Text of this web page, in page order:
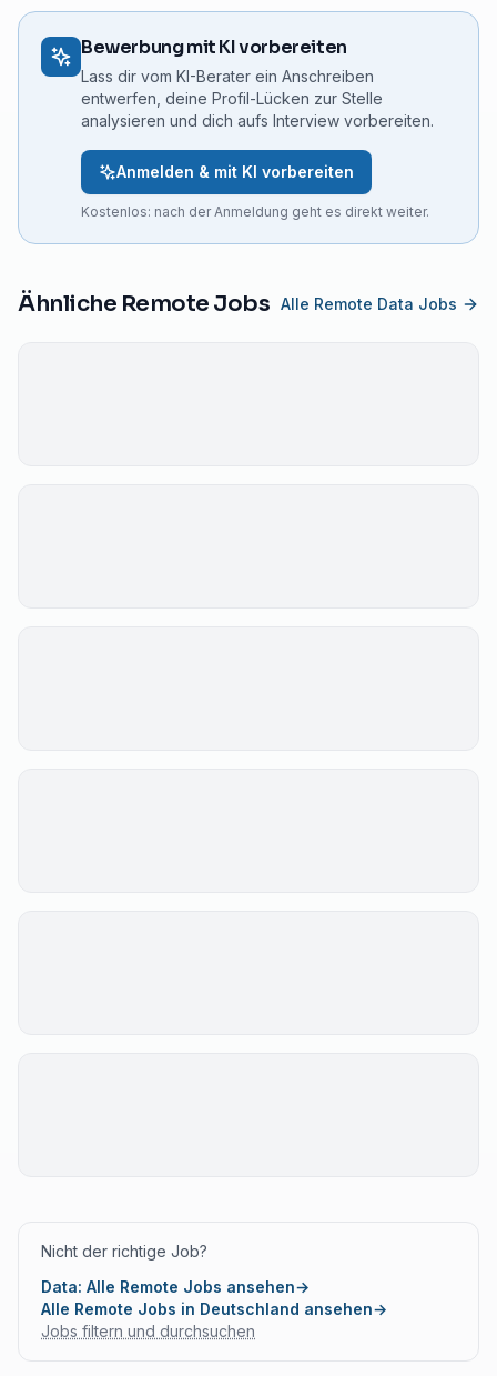
Bewerbung mit KI vorbereiten
Lass dir vom KI-Berater ein Anschreiben
entwerfen, deine Profil-Lücken zur Stelle
analysieren und dich aufs Interview vorbereiten.
Anmelden & mit KI vorbereiten
Kostenlos: nach der Anmeldung geht es direkt weiter.
Ähnliche Remote Jobs Alle Remote Data Jobs
Nicht der richtige Job?
Data: Alle Remote Jobs ansehen→
Alle Remote Jobs in Deutschland ansehen→
Jobs filtern und durchsuchen